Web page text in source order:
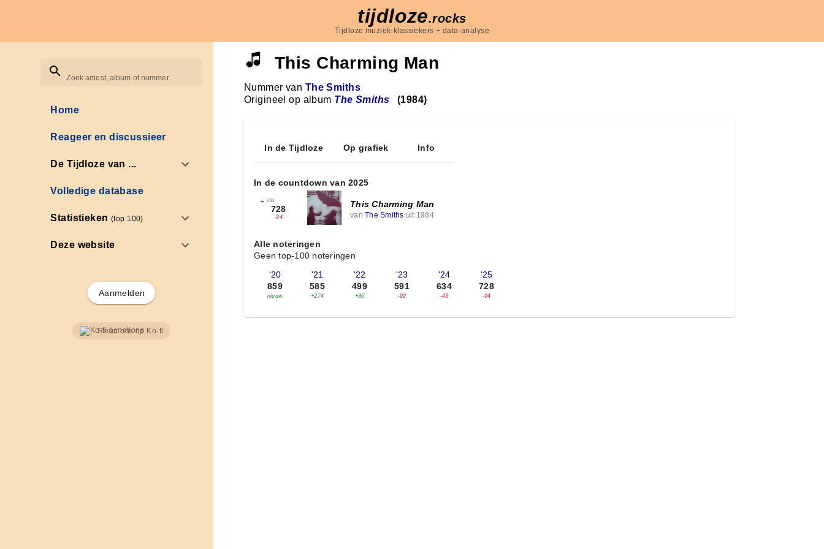
tijdloze.rocks
Tijdloze muziek-klassiekers + data-analyse
Zoek artiest, album of nummer
Home
Reageer en discussieer
De Tijdloze van ...
Volledige database
Statistieken(top 100)
Deze website
Aanmelden
Steun ons op Ko-fi
This Charming Man
Nummer van The Smiths
Origineel op album The Smiths (1984)
In de Tijdloze Op grafiek Info
In de countdown van 2025
← 634
728
-94
This Charming Man
van The Smiths uit 1984
Alle noteringen
Geen top-100 noteringen
'20
859
nieuw
'21
585
+274
'22
499
+86
'23
591
-92
'24
634
-43
'25
728
-94